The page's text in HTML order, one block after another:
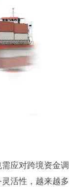
应对跨境资金调
活性，越来越多